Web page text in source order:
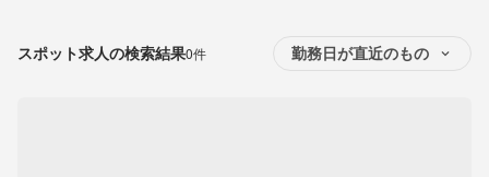
スポット求人の検索結果0件 勤務日が直近のもの